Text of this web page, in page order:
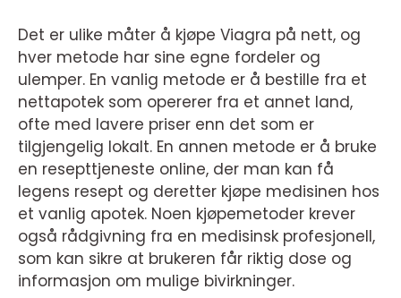
Det er ulike måter å kjøpe Viagra på nett, og
hver metode har sine egne fordeler og
ulemper. En vanlig metode er å bestille fra et
nettapotek som opererer fra et annet land,
ofte med lavere priser enn det som er
tilgjengelig lokalt. En annen metode er å bruke
en resepttjeneste online, der man kan få
legens resept og deretter kjøpe medisinen hos
et vanlig apotek. Noen kjøpemetoder krever
også rådgivning fra en medisinsk profesjonell,
som kan sikre at brukeren får riktig dose og
informasjon om mulige bivirkninger.